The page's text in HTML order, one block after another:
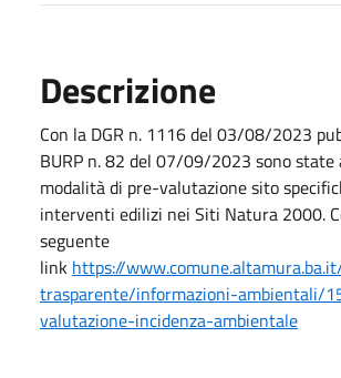
Descrizione
Con la DGR n. 1116 del 03/08/2023
BURP n. 82 del 07/09/2023 sono state
modalità di pre-valutazione sito
interventi edilizi nei Siti Natura 2000.
seguente
link https://
trasparente/informazioni-ambientali/
valutazione-incidenza-ambientale